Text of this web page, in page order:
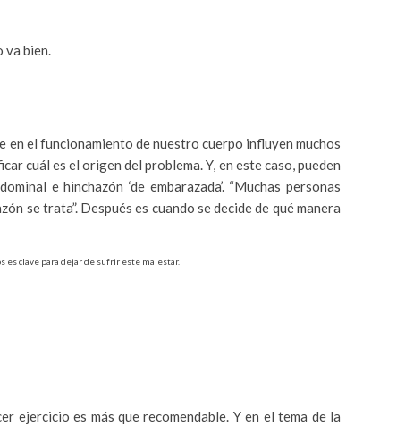
va bien.
en el funcionamiento de nuestro cuerpo influyen muchos
cuál es el origen del problema. Y, en este caso, pueden
e hinchazón ‘de embarazada’. “Muchas personas
se trata”. Después es cuando se decide de qué manera
es clave para dejar de sufrir este malestar.
ejercicio es más que recomendable. Y en el tema de la